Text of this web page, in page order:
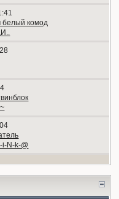
белый комод
i-N-k-@